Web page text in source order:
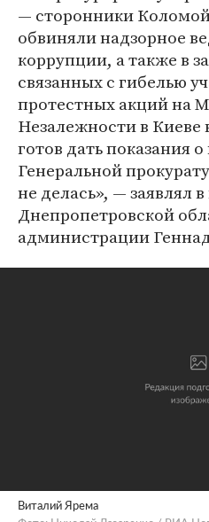
— сторонники
обвиняли надзорное
коррупции, а также в
связанных с гибелью
протестных акций на
Незалежности в Киеве
готов дать показания
Генеральной
не делась», — заявлял
Днепропетровской
администрации
Виталий Ярема